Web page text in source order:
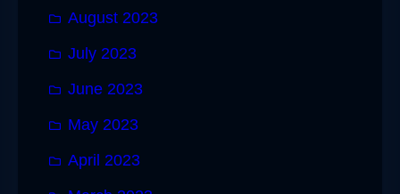
August 2023
July 2023
June 2023
May 2023
April 2023